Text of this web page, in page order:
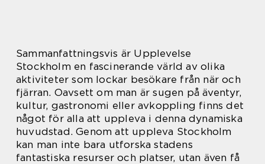
Sammanfattningsvis är Upplevelse
Stockholm en fascinerande värld av olika
aktiviteter som lockar besökare från när och
fjärran. Oavsett om man är sugen på äventyr,
kultur, gastronomi eller avkoppling finns det
något för alla att uppleva i denna dynamiska
huvudstad. Genom att uppleva Stockholm
kan man inte bara utforska stadens
fantastiska resurser och platser, utan även få